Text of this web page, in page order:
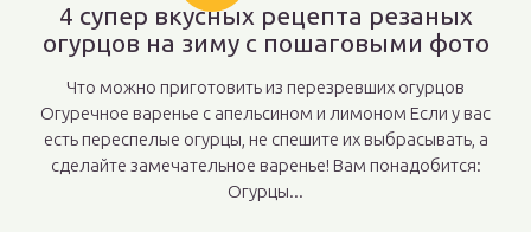
4 супер вкусных рецепта резаных
огурцов на зиму с пошаговыми фото
Что можно приготовить из перезревших огурцов
Огуречное варенье с апельсином и лимоном Если у вас
есть переспелые огурцы, не спешите их выбрасывать, а
сделайте замечательное варенье! Вам понадобится:
Огурцы...